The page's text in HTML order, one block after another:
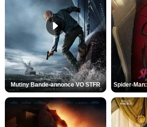
Mutiny Bande-annonce VO STFR